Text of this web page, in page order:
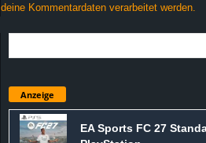
deine Kommentardaten verarbeitet werden.
Anzeige
EA Sports FC 27